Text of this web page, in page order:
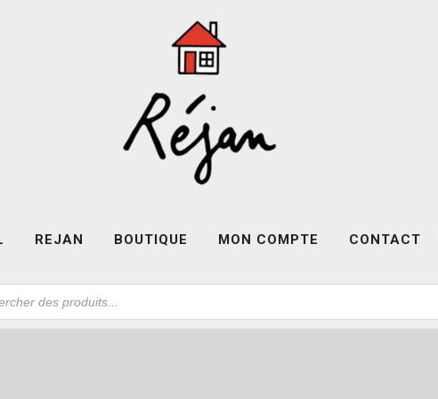
REJAN BOUTIQUE MON COMPTE CONTACT